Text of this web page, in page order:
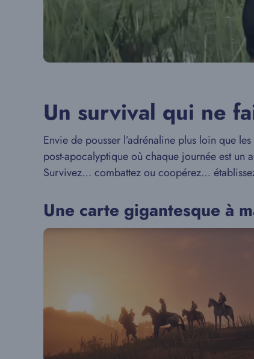
Un survival qui ne
Envie de pousser l’adrénaline plus loin que
post-apocalyptique où chaque journée est un
Survivez… combattez ou coopérez…
Une carte gigantesque à